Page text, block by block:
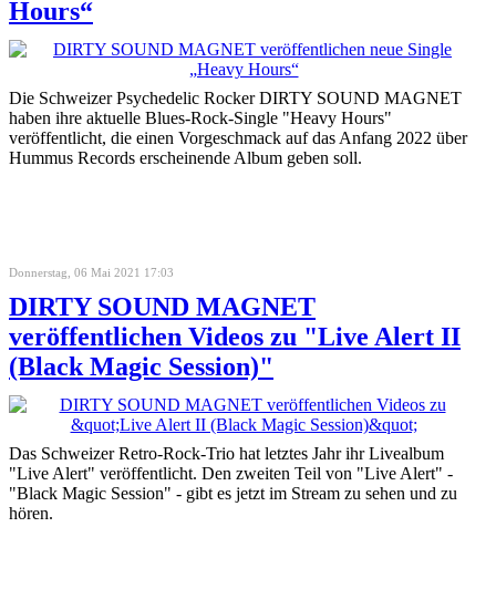
Hours“
Die Schweizer Psychedelic Rocker DIRTY SOUND MAGNET
haben ihre aktuelle Blues-Rock-Single "Heavy Hours"
veröffentlicht, die einen Vorgeschmack auf das Anfang 2022 über
Hummus Records erscheinende Album geben soll.
Donnerstag, 06 Mai 2021 17:03
DIRTY SOUND MAGNET
veröffentlichen Videos zu "Live Alert II
(Black Magic Session)"
Das Schweizer Retro-Rock-Trio hat letztes Jahr ihr Livealbum
"Live Alert" veröffentlicht. Den zweiten Teil von "Live Alert" -
"Black Magic Session" - gibt es jetzt im Stream zu sehen und zu
hören.